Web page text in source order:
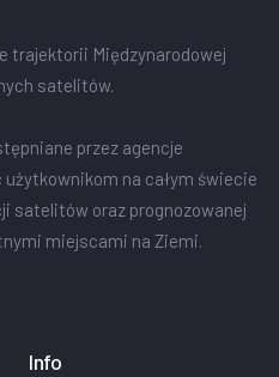
trajektorii Międzynarodowej
satelitów.
przez agencje
na całym świecie
satelitów oraz prognozowanej
miejscami na Ziemi.
Info